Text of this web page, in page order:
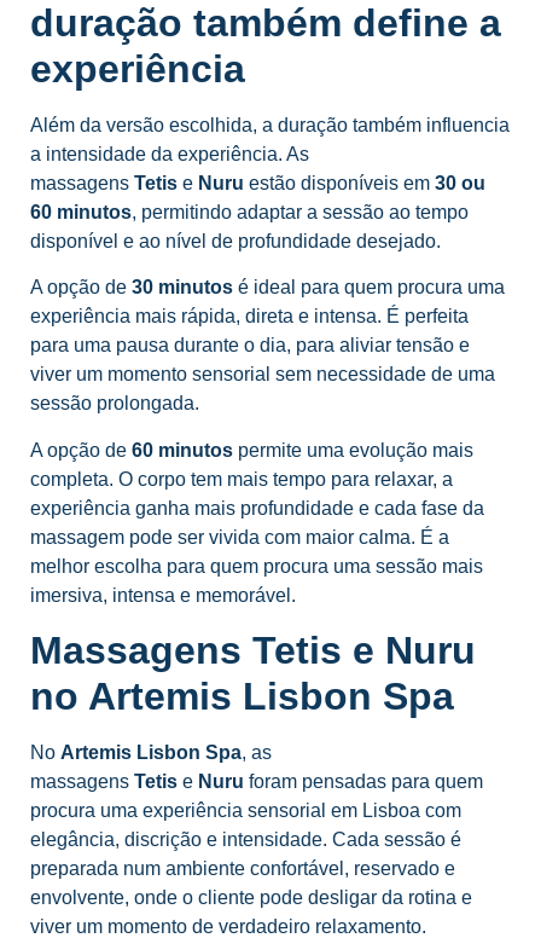
duração também define a
experiência
Além da versão escolhida, a duração também influencia
a intensidade da experiência. As
massagens Tetis e Nuru estão disponíveis em 30 ou
60 minutos, permitindo adaptar a sessão ao tempo
disponível e ao nível de profundidade desejado.
A opção de 30 minutos é ideal para quem procura uma
experiência mais rápida, direta e intensa. É perfeita
para uma pausa durante o dia, para aliviar tensão e
viver um momento sensorial sem necessidade de uma
sessão prolongada.
A opção de 60 minutos permite uma evolução mais
completa. O corpo tem mais tempo para relaxar, a
experiência ganha mais profundidade e cada fase da
massagem pode ser vivida com maior calma. É a
melhor escolha para quem procura uma sessão mais
imersiva, intensa e memorável.
Massagens Tetis e Nuru
no Artemis Lisbon Spa
No Artemis Lisbon Spa, as
massagens Tetis e Nuru foram pensadas para quem
procura uma experiência sensorial em Lisboa com
elegância, discrição e intensidade. Cada sessão é
preparada num ambiente confortável, reservado e
envolvente, onde o cliente pode desligar da rotina e
viver um momento de verdadeiro relaxamento.